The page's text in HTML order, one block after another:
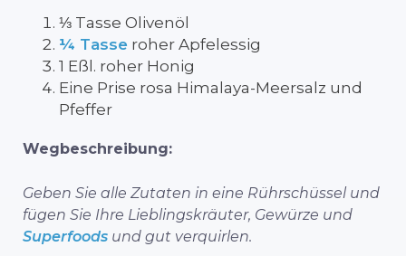
⅓ Tasse Olivenöl
¼ Tasse roher Apfelessig
1 Eßl. roher Honig
Eine Prise rosa Himalaya-Meersalz und
Pfeffer
Wegbeschreibung:
Geben Sie alle Zutaten in eine Rührschüssel und
fügen Sie Ihre Lieblingskräuter, Gewürze und
Superfoods und gut verquirlen.